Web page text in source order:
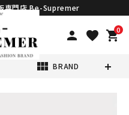
専門店 Be-Supremer
person favorite 0
shopping_cart
view_module BRAND